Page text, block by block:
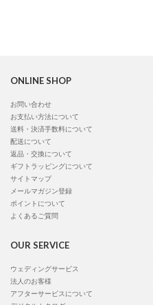
ONLINE SHOP
お問い合わせ
お支払い方法について
送料・決済手数料について
配送について
返品・交換について
ギフトラッピングについて
サイトマップ
メールマガジン登録
ポイントについて
よくあるご質問
OUR SERVICE
ウェディングサービス
法人のお客様
アフターサービスについて